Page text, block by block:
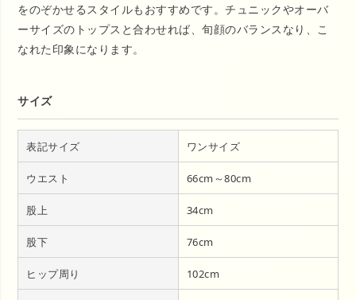
をのぞかせるスタイルもおすすめです。チュニックやオーバ
ーサイズのトップスと合わせれば、旬顔のバランスなり、こ
なれた印象になります。
サイズ
表記サイズ ワンサイズ
ウエスト 66cm～80cm
股上 34cm
股下 76cm
ヒップ周り 102cm